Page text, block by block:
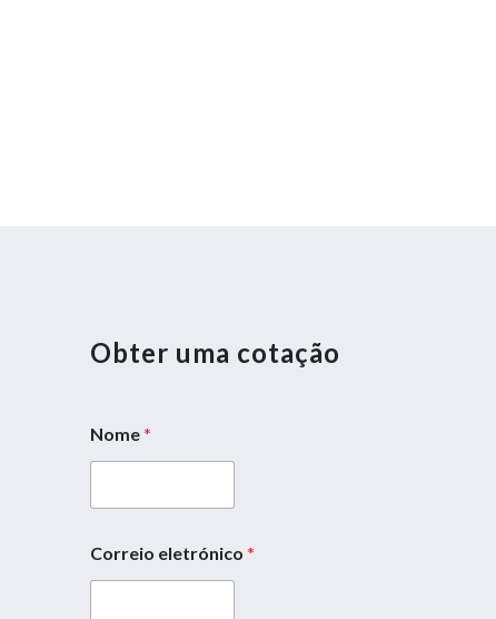
Obter uma cotação
Nome*
M
Correio eletrónico *